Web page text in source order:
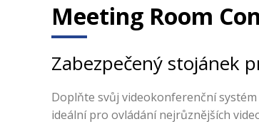
Meeting Room
Zabezpečený stojánek
Doplňte svůj videokonferenční
ideální pro ovládání nejrůznějších